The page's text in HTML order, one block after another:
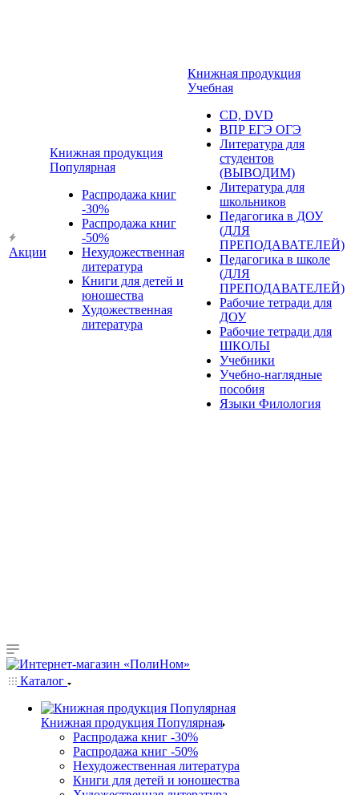
Акции
Книжная продукция
Популярная
Распродажа книг
-30%
Распродажа книг
-50%
Нехудожественная
литература
Книги для детей и
юношества
Художественная
литература
Книжная продукция
Учебная
CD, DVD
ВПР ЕГЭ ОГЭ
Литература для
студентов
(ВЫВОДИМ)
Литература для
школьников
Педагогика в ДОУ
(ДЛЯ
ПРЕПОДАВАТЕЛЕЙ)
Педагогика в школе
(ДЛЯ
ПРЕПОДАВАТЕЛЕЙ)
Рабочие тетради для
ДОУ
Рабочие тетради для
ШКОЛЫ
Учебники
Учебно-наглядные
пособия
Языки Филология
Каталог
Книжная продукция Популярная
Распродажа книг -30%
Распродажа книг -50%
Нехудожественная литература
Книги для детей и юношества